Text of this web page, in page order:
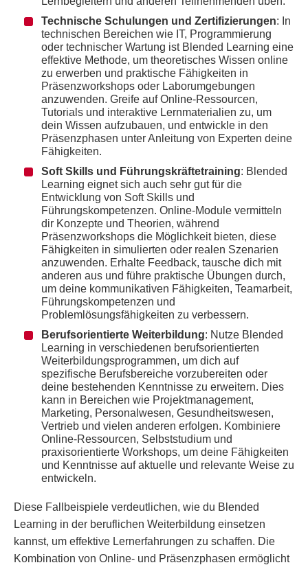
Technische Schulungen und Zertifizierungen: In
technischen Bereichen wie IT, Programmierung
oder technischer Wartung ist Blended Learning eine
effektive Methode, um theoretisches Wissen online
zu erwerben und praktische Fähigkeiten in
Präsenzworkshops oder Laborumgebungen
anzuwenden. Greife auf Online-Ressourcen,
Tutorials und interaktive Lernmaterialien zu, um
dein Wissen aufzubauen, und entwickle in den
Präsenzphasen unter Anleitung von Experten deine
Fähigkeiten.
Soft Skills und Führungskräftetraining: Blended
Learning eignet sich auch sehr gut für die
Entwicklung von Soft Skills und
Führungskompetenzen. Online-Module vermitteln
dir Konzepte und Theorien, während
Präsenzworkshops die Möglichkeit bieten, diese
Fähigkeiten in simulierten oder realen Szenarien
anzuwenden. Erhalte Feedback, tausche dich mit
anderen aus und führe praktische Übungen durch,
um deine kommunikativen Fähigkeiten, Teamarbeit,
Führungskompetenzen und
Problemlösungsfähigkeiten zu verbessern.
Berufsorientierte Weiterbildung: Nutze Blended
Learning in verschiedenen berufsorientierten
Weiterbildungsprogrammen, um dich auf
spezifische Berufsbereiche vorzubereiten oder
deine bestehenden Kenntnisse zu erweitern. Dies
kann in Bereichen wie Projektmanagement,
Marketing, Personalwesen, Gesundheitswesen,
Vertrieb und vielen anderen erfolgen. Kombiniere
Online-Ressourcen, Selbststudium und
praxisorientierte Workshops, um deine Fähigkeiten
und Kenntnisse auf aktuelle und relevante Weise zu
entwickeln.
Diese Fallbeispiele verdeutlichen, wie du Blended
Learning in der beruflichen Weiterbildung einsetzen
kannst, um effektive Lernerfahrungen zu schaffen. Die
Kombination von Online- und Präsenzphasen ermöglicht